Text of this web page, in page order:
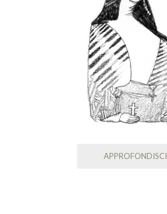
APPROFONDISCI